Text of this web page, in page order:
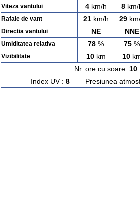
Viteza vantului 4km/h 8km/
Rafale de vant 21km/h 29
Directia vantului NE NNE
Umiditatea relativa 78 % 75 %
Vizibilitate 10km 10
Nr. ore cu soare: 10
Index UV : 8Presiunea